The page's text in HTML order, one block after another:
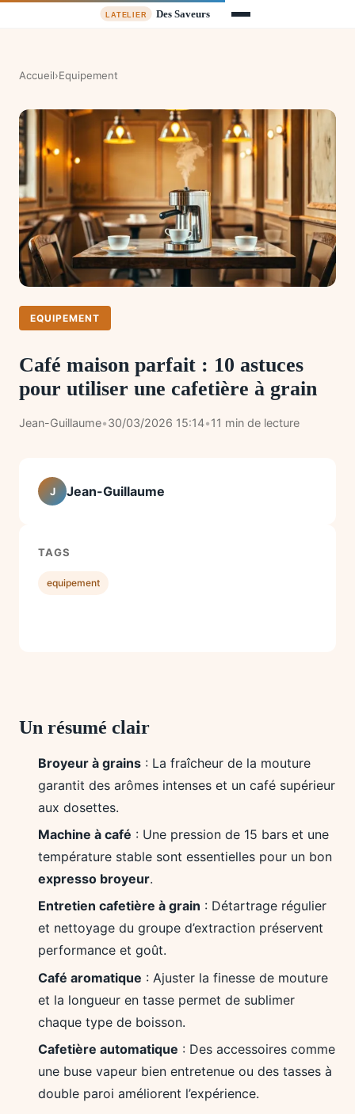
Accueil›Equipement
EQUIPEMENT
Café maison parfait : 10 astuces
pour utiliser une cafetière à grain
Jean-Guillaume•30/03/2026 15:14•11 min de lecture
Un résumé clair
Broyeur à grains : La fraîcheur de la mouture
garantit des arômes intenses et un café supérieur
aux dosettes.
Machine à café : Une pression de 15 bars et une
température stable sont essentielles pour un bon
expresso broyeur.
Entretien cafetière à grain : Détartrage régulier
et nettoyage du groupe d’extraction préservent
performance et goût.
Café aromatique : Ajuster la finesse de mouture
et la longueur en tasse permet de sublimer
chaque type de boisson.
Cafetière automatique : Des accessoires comme
une buse vapeur bien entretenue ou des tasses à
double paroi améliorent l’expérience.
J Jean-Guillaume
TAGS
equipement